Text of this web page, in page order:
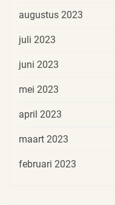
augustus 2023
juli 2023
juni 2023
mei 2023
april 2023
maart 2023
februari 2023